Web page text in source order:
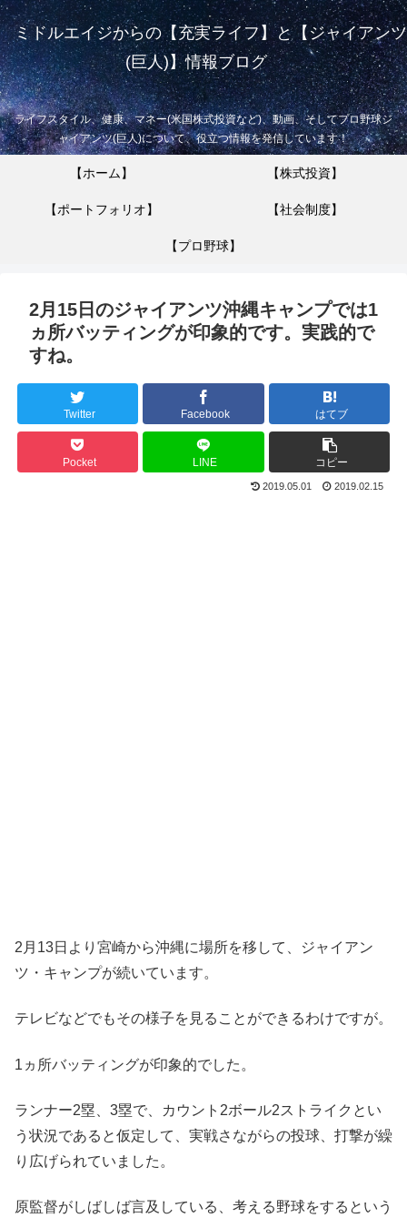
ミドルエイジからの【充実ライフ】と【ジャイアンツ
(巨人)】情報ブログ
ライフスタイル、健康、マネー(米国株式投資など)、動画、そしてプロ野球ジ
ャイアンツ(巨人)について、役立つ情報を発信しています！
【ホーム】 【株式投資】
【ポートフォリオ】 【社会制度】
【プロ野球】
2月15日のジャイアンツ沖縄キャンプでは1
ヵ所バッティングが印象的です。実践的で
すね。
Twitter Facebook はてブ
Pocket LINE コピー
2019.05.01 2019.02.15
2月13日より宮崎から沖縄に場所を移して、ジャイアン
ツ・キャンプが続いています。
テレビなどでもその様子を見ることができるわけですが。
1ヵ所バッティングが印象的でした。
ランナー2塁、3塁で、カウント2ボール2ストライクとい
う状況であると仮定して、実戦さながらの投球、打撃が繰
り広げられていました。
原監督がしばしば言及している、考える野球をするという